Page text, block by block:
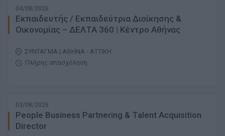
04/08/2026
Εκπαιδευτής / Εκπαιδεύτρια Διοίκησης &
Οικονομίας – ΔΕΛΤΑ 360 | Κέντρο Αθήνας
ΣΥΝΤΑΓΜΑ | ΑΘΗΝΑ - ΑΤΤΙΚΗ
Πλήρης απασχόληση
03/08/2026
People Business Partnering & Talent Acquisition
Director